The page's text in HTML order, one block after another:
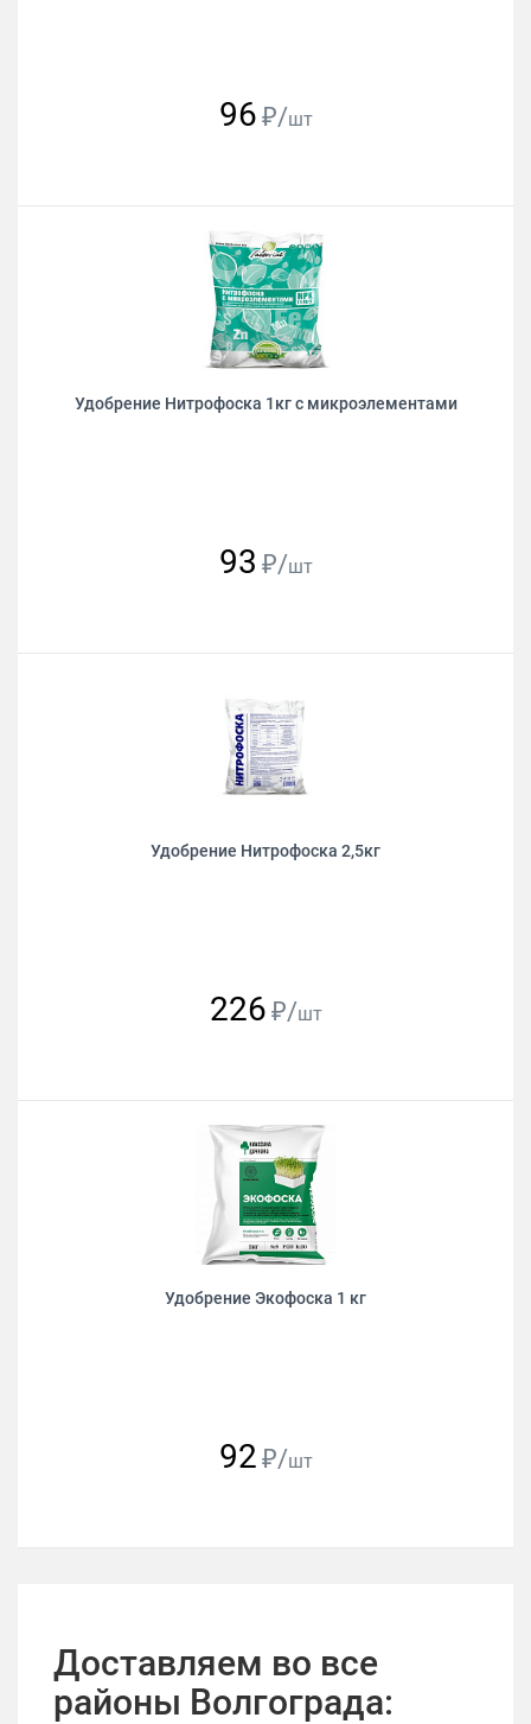
96 ₽/шт
Удобрение Нитрофоска 1кг с микроэлементами
93 ₽/шт
Удобрение Нитрофоска 2,5кг
226 ₽/шт
Удобрение Экофоска 1 кг
92 ₽/шт
Доставляем во все
районы Волгограда: